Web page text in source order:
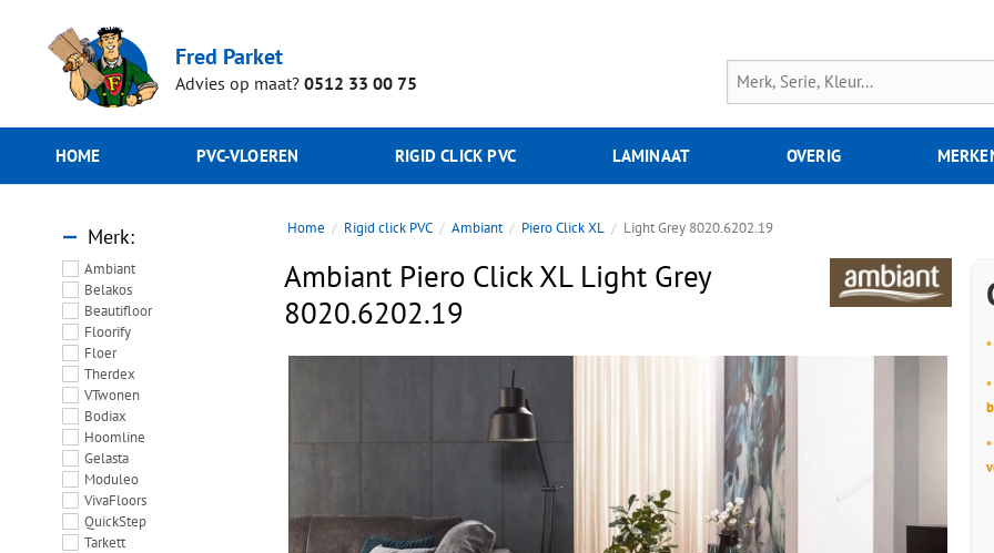
Fred Parket
Advies op maat? 0512 33 00 75
HOME PVC-VLOEREN RIGID CLICK PVC LAMINAAT OVERIG
Merk
Ambiant
Belakos
Beautifloor
Floorify
Floer
Therdex
VTwonen
Bodiax
Hoomline
Gelasta
Moduleo
VivaFloors
QuickStep
Tarkett
Home Rigid click PVC Ambiant Piero Click XL Light Grey 8020.6202.19
Ambiant Piero Click XL Light Grey
8020.6202.19